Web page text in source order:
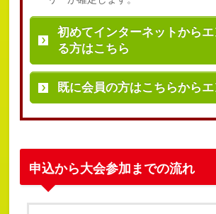
初めてインターネットから
る方はこちら
既に会員の方はこちらから
申込から大会参加までの流れ